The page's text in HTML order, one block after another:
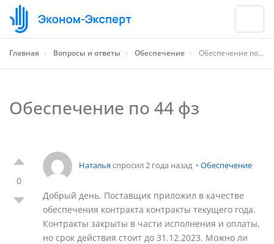
Главная › Вопросы и ответы › Обеспечение › Обеспечение по 44 фз
Обеспечение по 44 фз
0
Натальяспросил 2 года назад • Обеспечение
Добрый день. Поставщик приложил в качестве
обеспечения контракта контракты текущего года.
Контракты закрыты в части исполнения и оплаты,
но срок действия стоит до 31.12.2023. Можно ли